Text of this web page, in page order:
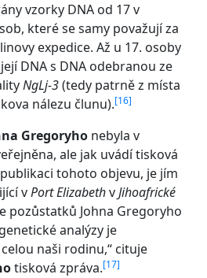
vzorky DNA od 17 v
které se samy považují za
expedice. Až u 17. osoby
DNA s DNA odebranou ze
NgLj-3(tedy patrně z místa
nálezu člunu).[16]
Gregoryho nebyla v
ale jak uvádí tisková
tohoto objevu, je jím
vPort ElizabethvJihoafrické
pozůstatků Johna Gregoryho
analýzy je
naši rodinu, cituje
tisková zpráva.[17]